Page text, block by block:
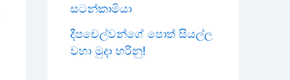
සටන්කාමියා
දීපචෙල්වන්ගේ පොත් සියල්ල
වහා මුදා හරිනු!